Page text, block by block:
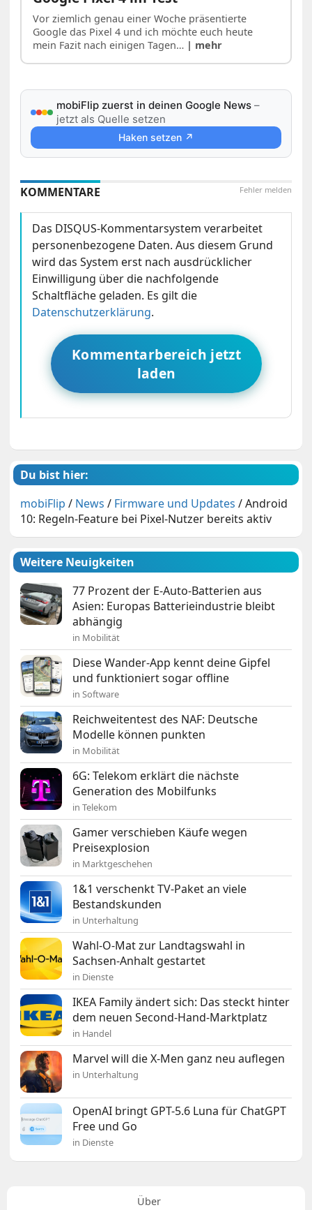
Vor ziemlich genau einer Woche präsentierte
Google das Pixel 4 und ich möchte euch heute
mein Fazit nach einigen Tagen… | mehr
mobiFlip zuerst in deinen Google News –
jetzt als Quelle setzen
Haken setzen ↗
Fehler melden
KOMMENTARE
Das DISQUS-Kommentarsystem verarbeitet
personenbezogene Daten. Aus diesem Grund
wird das System erst nach ausdrücklicher
Einwilligung über die nachfolgende
Schaltfläche geladen. Es gilt die
Datenschutzerklärung.
Kommentarbereich jetzt
laden
Du bist hier:
mobiFlip / News / Firmware und Updates /Android
10: Regeln-Feature bei Pixel-Nutzer bereits aktiv
Weitere Neuigkeiten
77 Prozent der E-Auto-Batterien aus
Asien: Europas Batterieindustrie bleibt
abhängig
in Mobilität
Diese Wander-App kennt deine Gipfel
und funktioniert sogar offline
in Software
Reichweitentest des NAF: Deutsche
Modelle können punkten
in Mobilität
6G: Telekom erklärt die nächste
Generation des Mobilfunks
in Telekom
Gamer verschieben Käufe wegen
Preisexplosion
in Marktgeschehen
1&1 verschenkt TV-Paket an viele
Bestandskunden
in Unterhaltung
Wahl-O-Mat zur Landtagswahl in
Sachsen-Anhalt gestartet
in Dienste
IKEA Family ändert sich: Das steckt hinter
dem neuen Second-Hand-Marktplatz
in Handel
Marvel will die X-Men ganz neu auflegen
in Unterhaltung
OpenAI bringt GPT-5.6 Luna für ChatGPT
Free und Go
in Dienste
Über